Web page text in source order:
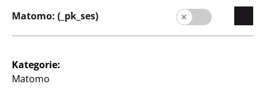
Przedsiębiorstwo
Ekspansja
Jakość
Matomo: (_pk_ses)
Kategorie:
Matomo